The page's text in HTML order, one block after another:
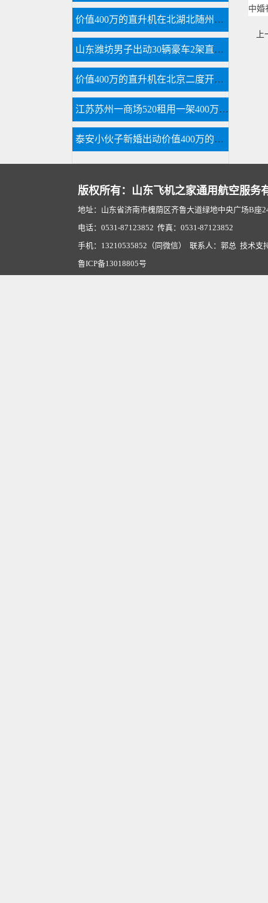
中婚
价值400万的直升机在北湖北随州进行空中航测
山东潍坊男子出动30辆豪车2架直升机迎亲50多名闺蜜整齐排到新娘村口
价值400万的直升机在北京二度开展空中巡检
江苏苏州一商场520租用一架400万直升机
泰安小伙子新婚出动价值400万的直升机助阵
版权所有：山东飞机之家通用航空服务
地址：山东省济南市槐荫区齐鲁大道绿地中央广场B座
电话：0531-87123852 传真：0531-87123852
手机：13210535852（同微信） 联系人：郭总 技术支
鲁ICP备13018805号